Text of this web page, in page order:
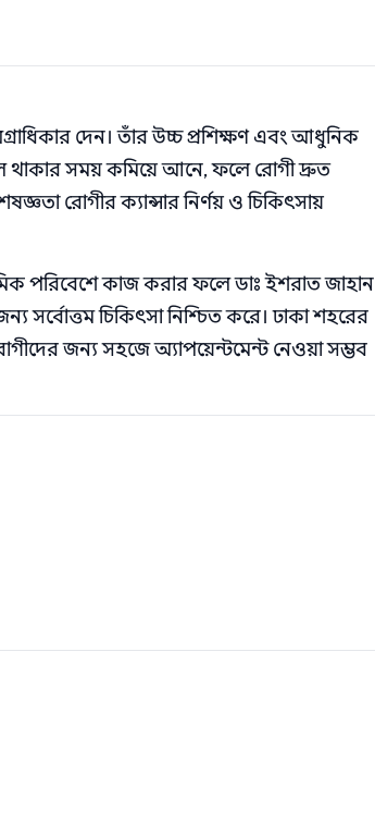
দেন। তাঁর উচ্চ প্রশিক্ষণ এবং আধুনিক
থাকার সময় কমিয়ে আনে, ফলে রোগী দ্রুত
রোগীর ক্যান্সার নির্ণয় ও চিকিৎসায়
পরিবেশে কাজ করার ফলে ডাঃ ইশরাত জাহান
চিকিৎসা নিশ্চিত করে। ঢাকা শহরের
জন্য সহজে অ্যাপয়েন্টমেন্ট নেওয়া সম্ভব